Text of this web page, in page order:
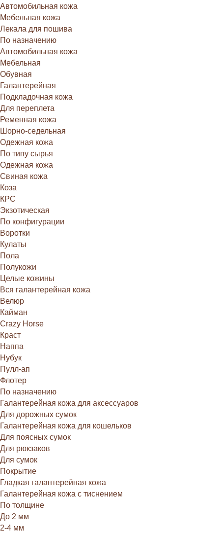
Автомобильная кожа
Мебельная кожа
Лекала для пошива
По назначению
Автомобильная кожа
Мебельная
Обувная
Галантерейная
Подкладочная кожа
Для переплета
Ременная кожа
Шорно-седельная
Одежная кожа
По типу сырья
Одежная кожа
Свиная кожа
Коза
КРС
Экзотическая
По конфигурации
Воротки
Кулаты
Пола
Полукожи
Целые кожины
Вся галантерейная кожа
Велюр
Кайман
Crazy Horse
Краст
Наппа
Нубук
Пулл-ап
Флотер
По назначению
Галантерейная кожа для аксессуаров
Для дорожных сумок
Галантерейная кожа для кошельков
Для поясных сумок
Для рюкзаков
Для сумок
Покрытие
Гладкая галантерейная кожа
Галантерейная кожа с тиснением
По толщине
До 2 мм
2-4 мм